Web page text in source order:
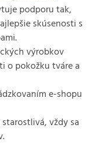
podporu tak,
skúsenosti s
výrobkov
o pokožku tváre a
e-shopu
vždy sa